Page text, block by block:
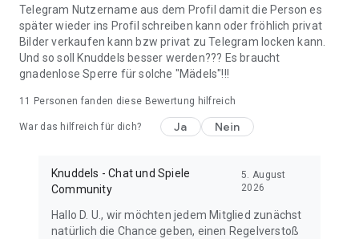
oder beim Dating interessante Singles kennenzulernen. In der
Community entstehen Gespräche, aus denen echte
Verbindungen wachsen. Hier kannst du Leute kennenlernen,
Freunde finden und in der Community dazugehören.
Registriere dich kostenlos und entdecke Chat, Spiele, Dating
und echte Begegnungen. Komm rein, starte deinen Chat,
Singles und finde Freunde, die zu dir passen, in einer
lebendigen Community.
Telegram Nutzername aus dem Profil damit die Person es
später wieder ins Profil schreiben kann oder fröhlich privat
Bilder verkaufen kann bzw privat zu Telegram locken kann.
Und so soll Knuddels besser werden??? Es braucht
gnadenlose Sperre für solche "Mädels"!!!
11 Personen fanden diese Bewertung hilfreich
War das hilfreich für dich? Ja Nein
Knuddels - Chat und Spiele
Community
5. August
2026
Hallo D. U., wir möchten jedem Mitglied zunächst
natürlich die Chance geben, einen Regelverstoß